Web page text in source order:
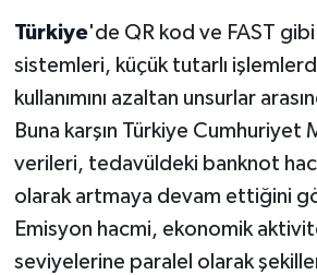
Türkiye'de QR kod ve FAST gibi
sistemleri, küçük tutarlı
kullanımını azaltan unsurlar
Buna karşın Türkiye Cumhuriyet
verileri, tedavüldeki banknot
olarak artmaya devam ettiğini
Emisyon hacmi, ekonomik
seviyelerine paralel olarak